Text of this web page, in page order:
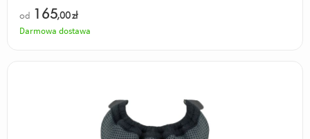
od 165,00zł
Darmowa dostawa